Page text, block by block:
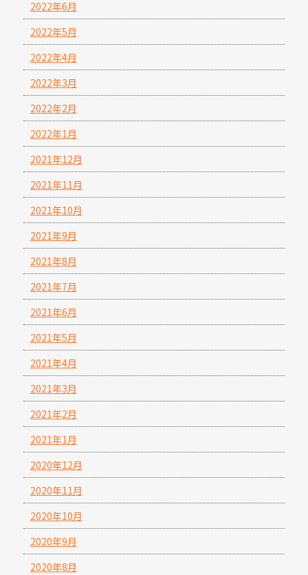
2022年6月
2022年5月
2022年4月
2022年3月
2022年2月
2022年1月
2021年12月
2021年11月
2021年10月
2021年9月
2021年8月
2021年7月
2021年6月
2021年5月
2021年4月
2021年3月
2021年2月
2021年1月
2020年12月
2020年11月
2020年10月
2020年9月
2020年8月